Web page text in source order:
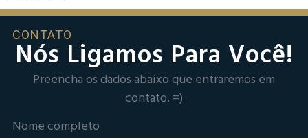
CONTATO
Nós Ligamos Para Você!
Preencha os dados abaixo que entraremos em
contato. =)
Nome completo